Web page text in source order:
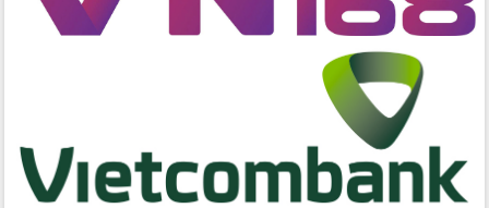
Tập huấn nâng cao năng lực triển khai
chuyển đổi số cho cán bộ, công chức
Đẩy mạnh cải cách hành chính, quyết
tâm đạt được mục tiêu tăng trưởng
hai con số trong năm 2026